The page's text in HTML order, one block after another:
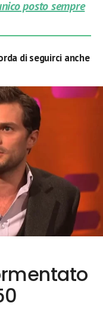
posto sempre
di seguirci anche